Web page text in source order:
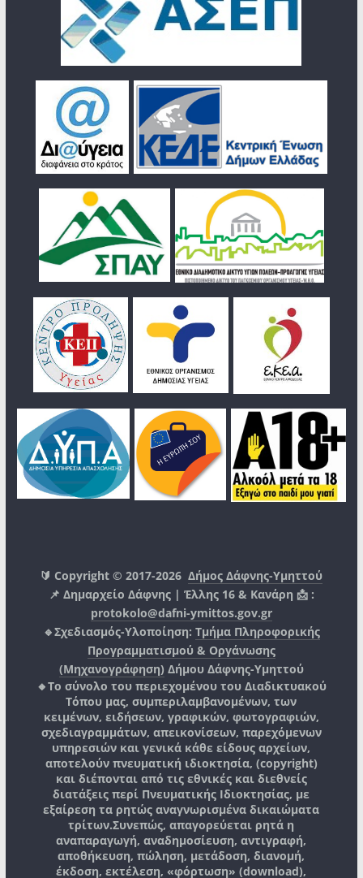
🔰 Copyright © 2017-2026Δήμος Δάφνης-Υμηττού
📌 Δημαρχείο Δάφνης | Έλλης 16 & Κανάρη 📩 :
protokolo@dafni-ymittos.gov.gr
🔹Σχεδιασμός-Υλοποίηση: Τμήμα Πληροφορικής
Προγραμματισμού & Οργάνωσης
(Μηχανογράφηση) Δήμου Δάφνης-Υμηττού
🔸Το σύνολο του περιεχομένου του Διαδικτυακού
Τόπου μας, συμπεριλαμβανομένων, των
κειμένων, ειδήσεων, γραφικών, φωτογραφιών,
σχεδιαγραμμάτων, απεικονίσεων, παρεχόμενων
υπηρεσιών και γενικά κάθε είδους αρχείων,
αποτελούν πνευματική ιδιοκτησία, (copyright)
και διέπονται από τις εθνικές και διεθνείς
διατάξεις περί Πνευματικής Ιδιοκτησίας, με
εξαίρεση τα ρητώς αναγνωρισμένα δικαιώματα
τρίτων.Συνεπώς, απαγορεύεται ρητά η
αναπαραγωγή, αναδημοσίευση, αντιγραφή,
αποθήκευση, πώληση, μετάδοση, διανομή,
έκδοση, εκτέλεση, «φόρτωση» (download),